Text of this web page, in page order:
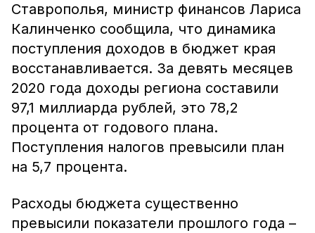
Ставрополья, министр финансов Лариса
Калинченко сообщила, что динамика
поступления доходов в бюджет края
восстанавливается. За девять месяцев
2020 года доходы региона составили
97,1 миллиарда рублей, это 78,2
процента от годового плана.
Поступления налогов превысили план
на 5,7 процента.
Расходы бюджета существенно
превысили показатели прошлого года –